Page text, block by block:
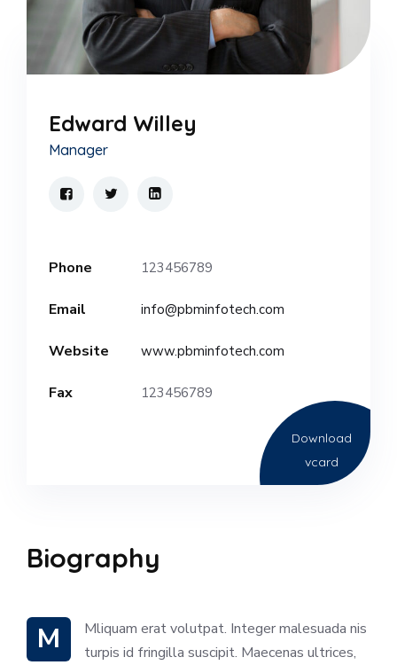
Edward Willey
Manager
Phone 123456789
Email info@pbminfotech.com
Website www.pbminfotech.com
Fax 123456789
Download
vcard
Biography
M Mliquam erat volutpat. Integer malesuada nis
turpis id fringilla suscipit. Maecenas ultrices,